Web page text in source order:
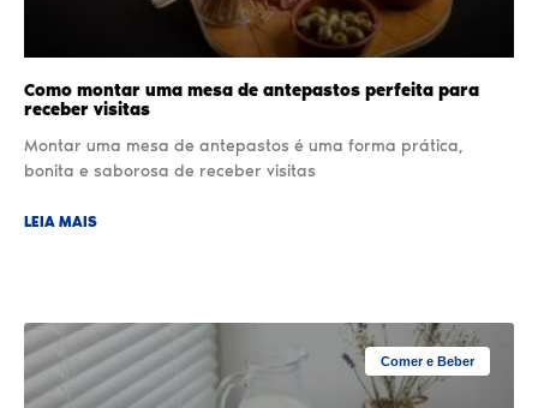
Como montar uma mesa de antepastos perfeita para
receber visitas
Montar uma mesa de antepastos é uma forma prática,
bonita e saborosa de receber visitas
LEIA MAIS
Comer e Beber